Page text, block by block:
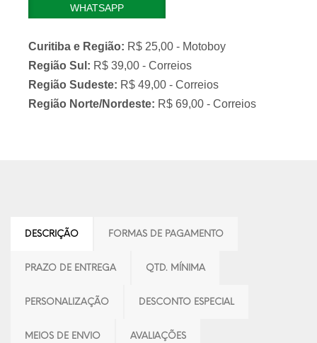
WHATSAPP
Curitiba e Região: R$ 25,00 - Motoboy
Região Sul: R$ 39,00 - Correios
Região Sudeste: R$ 49,00 - Correios
Região Norte/Nordeste: R$ 69,00 - Correios
DESCRIÇÃO FORMAS DE PAGAMENTO
PRAZO DE ENTREGA QTD. MÍNIMA
PERSONALIZAÇÃO DESCONTO ESPECIAL
MEIOS DE ENVIO AVALIAÇÕES